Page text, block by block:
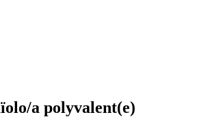
a polyvalent(e)